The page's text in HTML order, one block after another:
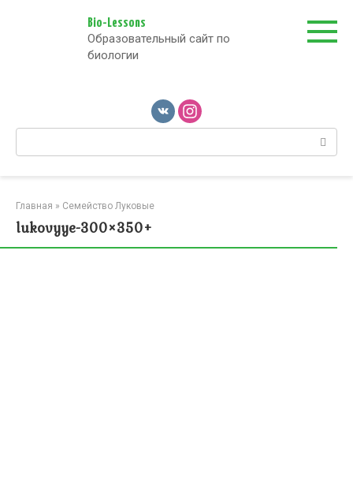
Bio-Lessons
Образовательный сайт по
биологии
Поиск:
Главная » Семейство Луковые
lukovyye-300×350+